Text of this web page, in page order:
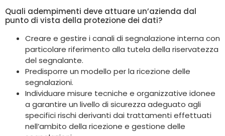
Quali adempimenti deve attuare un’azienda dal
punto di vista della protezione dei dati?
Creare e gestire i canali di segnalazione interna con
particolare riferimento alla tutela della riservatezza
del segnalante.
Predisporre un modello per la ricezione delle
segnalazioni.
Individuare misure tecniche e organizzative idonee
a garantire un livello di sicurezza adeguato agli
specifici rischi derivanti dai trattamenti effettuati
nell’ambito della ricezione e gestione delle